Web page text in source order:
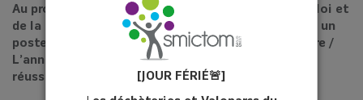
[JOUR FÉRIÉ🚨]
Au programme : Le programme du Village du réemploi et
de la Réparation 2025 / Agent coordinatrice Colle : un
poste polyvalent / Les actualités de votre territoire /
L’année 2024 : Des projets, des nouveautés et des
réussites